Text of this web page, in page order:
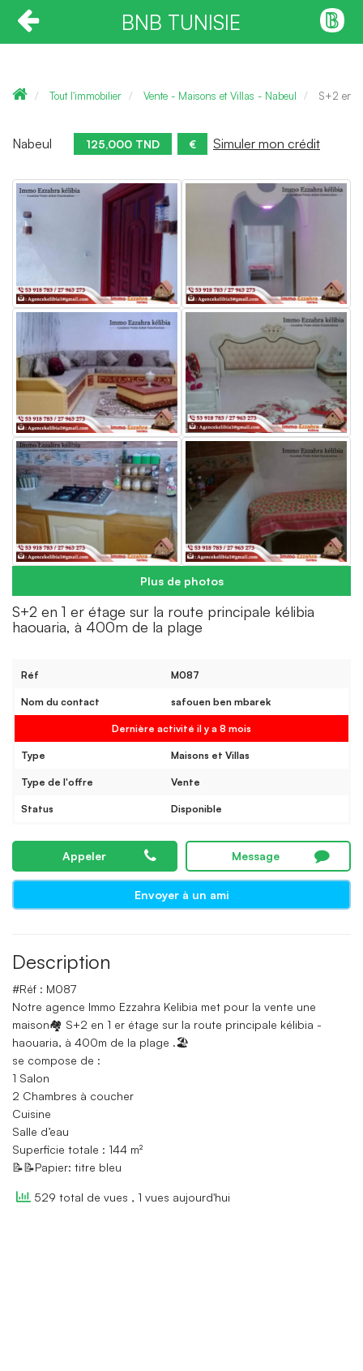
BNB TUNISIE
Tout l'immobilier Vente - Maisons et Villas - Nabeul S+2 en
Nabeul 125,000 TND € Simuler mon crédit
Plus de photos
S+2 en 1 er étage sur la route principale kélibia
haouaria, à 400m de la plage
Réf M087
Nom du contact safouen ben mbarek
Dernière activité il y a 8 mois
Type Maisons et Villas
Type de l'offre Vente
Status Disponible
Appeler Message
Envoyer à un ami
Description
#Réf : M087
Notre agence Immo Ezzahra Kelibia met pour la vente une
maison🏘 S+2 en 1 er étage sur la route principale kélibia -
haouaria, à 400m de la plage .🏖
se compose de :
1 Salon
2 Chambres à coucher
Cuisine
Salle d’eau
Superficie totale : 144 m²
📝📝Papier: titre bleu
529 total de vues , 1 vues aujourd'hui